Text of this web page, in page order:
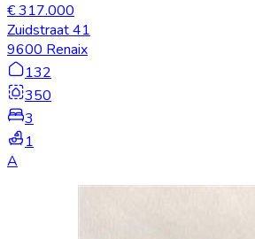
€ 317.000
Zuidstraat 41
9600 Renaix
132
350
3
1
A